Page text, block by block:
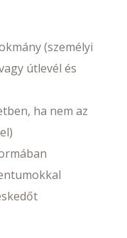
(személyi
útlevél és
ha nem az